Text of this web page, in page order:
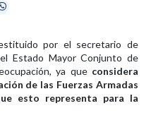
por el secretario de
Estado Mayor Conjunto de
ya queconsidera
de las Fuerzas Armadas
esto representa para la